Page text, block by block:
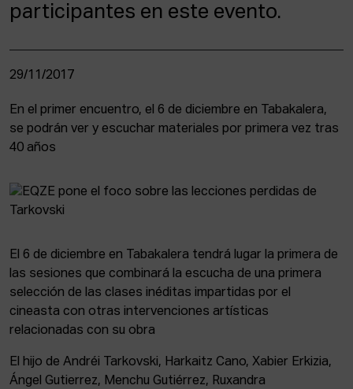
participantes en este evento.
29/11/2017
En el primer encuentro, el 6 de diciembre en Tabakalera,
se podrán ver y escuchar materiales por primera vez tras
40 años
El 6 de diciembre en Tabakalera tendrá lugar la primera de
las sesiones que combinará la escucha de una primera
selección de las clases inéditas impartidas por el
cineasta con otras intervenciones artísticas
relacionadas con su obra
El hijo de Andréi Tarkovski, Harkaitz Cano, Xabier Erkizia,
Ángel Gutierrez, Menchu Gutiérrez, Ruxandra